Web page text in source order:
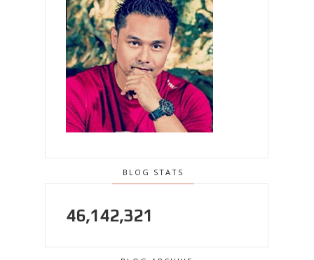
BLOG STATS
46,142,321